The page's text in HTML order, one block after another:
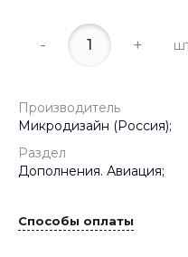
- +
Производитель
Микродизайн (Россия);
Раздел
Дополнения. Авиация;
Способы оплаты